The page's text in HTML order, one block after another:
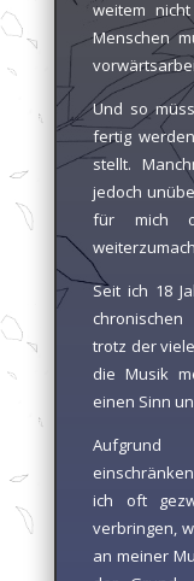
weitem
Menschen
Und so
fertig
stellt.
jedoch
für mich
Seit ich 18
trotz der
die Musik
einen Sinn
ich oft
verbringen,
an meiner